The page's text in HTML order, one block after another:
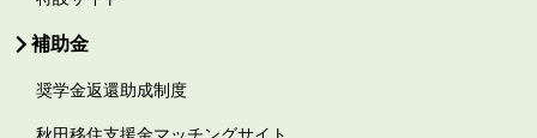
補助金
奨学金返還助成制度